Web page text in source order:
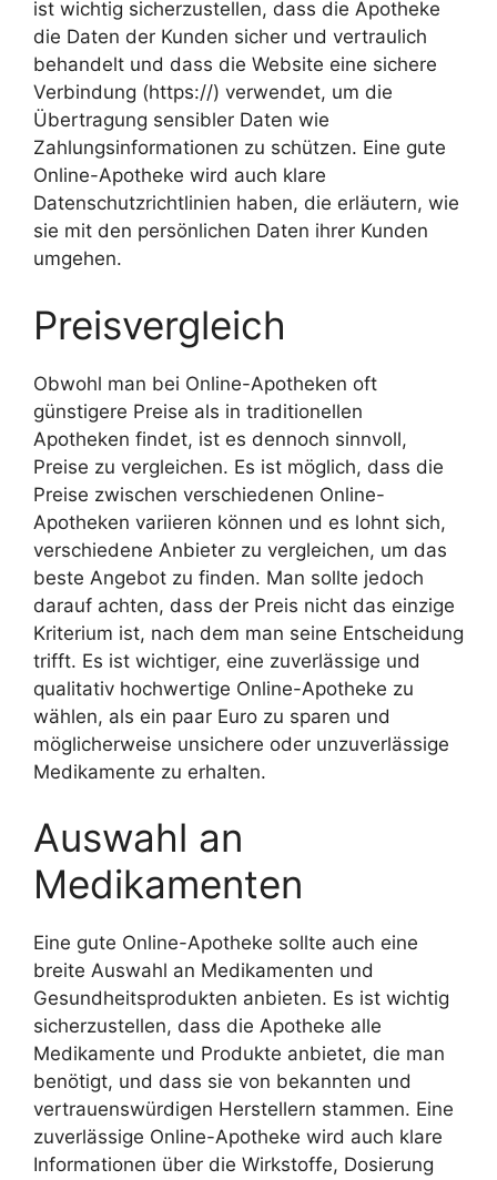
ist wichtig sicherzustellen, dass die Apotheke
die Daten der Kunden sicher und vertraulich
behandelt und dass die Website eine sichere
Verbindung (https://) verwendet, um die
Übertragung sensibler Daten wie
Zahlungsinformationen zu schützen. Eine gute
Online-Apotheke wird auch klare
Datenschutzrichtlinien haben, die erläutern, wie
sie mit den persönlichen Daten ihrer Kunden
umgehen.
Preisvergleich
Obwohl man bei Online-Apotheken oft
günstigere Preise als in traditionellen
Apotheken findet, ist es dennoch sinnvoll,
Preise zu vergleichen. Es ist möglich, dass die
Preise zwischen verschiedenen Online-
Apotheken variieren können und es lohnt sich,
verschiedene Anbieter zu vergleichen, um das
beste Angebot zu finden. Man sollte jedoch
darauf achten, dass der Preis nicht das einzige
Kriterium ist, nach dem man seine Entscheidung
trifft. Es ist wichtiger, eine zuverlässige und
qualitativ hochwertige Online-Apotheke zu
wählen, als ein paar Euro zu sparen und
möglicherweise unsichere oder unzuverlässige
Medikamente zu erhalten.
Auswahl an
Medikamenten
Eine gute Online-Apotheke sollte auch eine
breite Auswahl an Medikamenten und
Gesundheitsprodukten anbieten. Es ist wichtig
sicherzustellen, dass die Apotheke alle
Medikamente und Produkte anbietet, die man
benötigt, und dass sie von bekannten und
vertrauenswürdigen Herstellern stammen. Eine
zuverlässige Online-Apotheke wird auch klare
Informationen über die Wirkstoffe, Dosierung